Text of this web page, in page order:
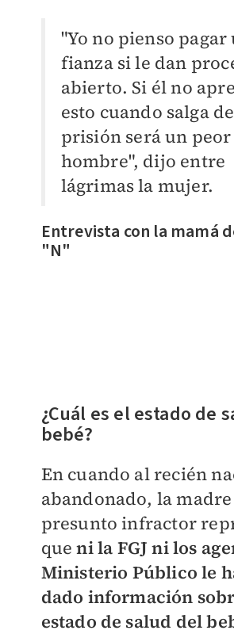
"Yo no pienso pagar
fianza si le dan
abierto. Si él no
esto cuando salga de
prisión será un peor
hombre", dijo entre
lágrimas la mujer.
Entrevista con la mamá
"N"
¿Cuál es el estado de
bebé?
En cuando al recién
abandonado, la
presunto infractor
queni la FGJ ni los
Ministerio Público le
dado información
estado de salud del